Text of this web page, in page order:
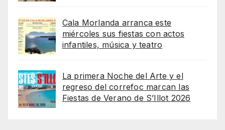
Cala Morlanda arranca este
miércoles sus fiestas con actos
infantiles, música y teatro
La primera Noche del Arte y el
regreso del correfoc marcan las
Fiestas de Verano de S’Illot 2026